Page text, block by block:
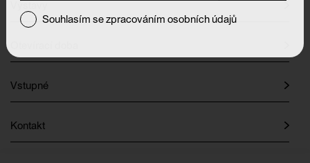
Vstupné
Kontakt
Souhlasím se zpracováním osobních údajů